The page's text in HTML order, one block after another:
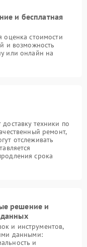
и бесплатная
оценка стоимости
и возможность
или онлайн на
техники по
ремонт,
отслеживать
срока
решение и
и инструментов,
данными:
и